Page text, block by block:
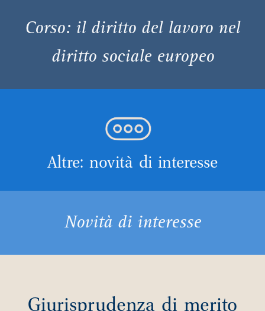
Corso: il diritto del lavoro nel
diritto sociale europeo
Altre: novità di interesse
Novità di interesse
Giurisprudenza di merito